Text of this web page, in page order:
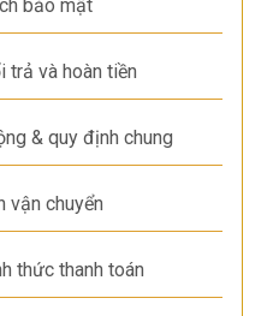
bảo mật
trả và hoàn tiền
& quy định chung
vận chuyển
thức thanh toán